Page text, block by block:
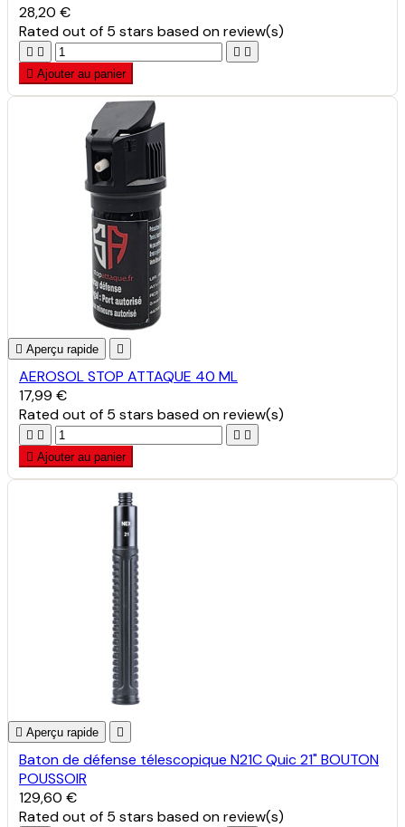
28,20 €
Ratedout of 5 stars based onreview(s)
   
 Ajouter au panier
 Aperçu rapide 
AEROSOL STOP ATTAQUE 40 ML
17,99 €
Ratedout of 5 stars based onreview(s)
   
 Ajouter au panier
 Aperçu rapide 
Baton de défense télescopique N21C Quic 21" BOUTON
POUSSOIR
129,60 €
Ratedout of 5 stars based onreview(s)